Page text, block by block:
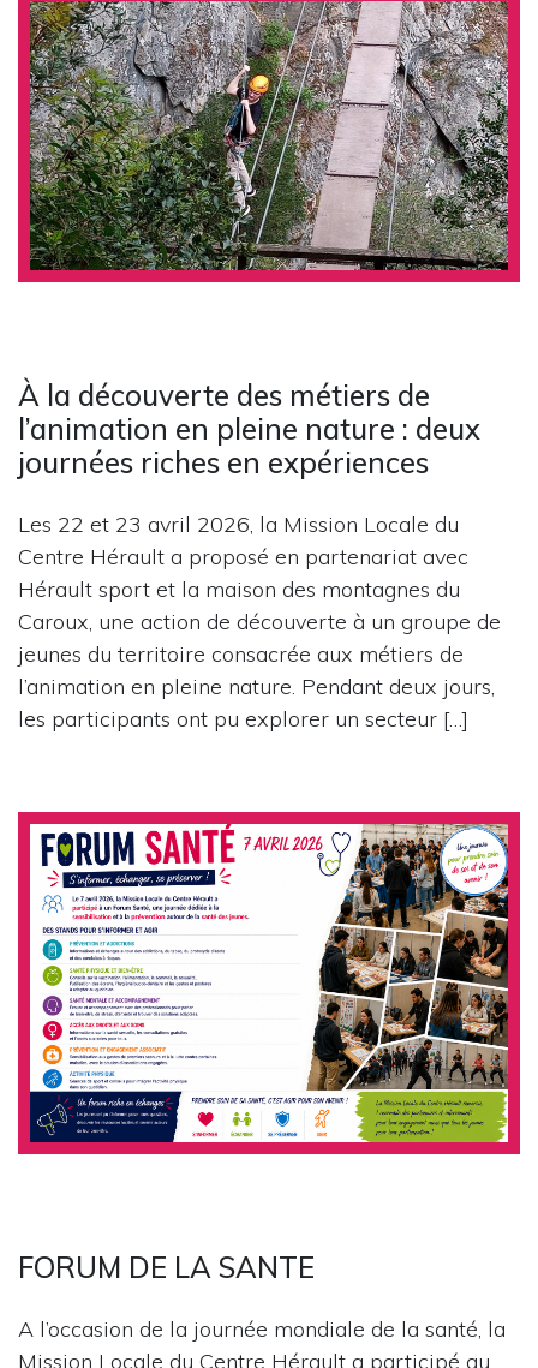
À la découverte des métiers de
l’animation en pleine nature : deux
journées riches en expériences
Les 22 et 23 avril 2026, la Mission Locale du
Centre Hérault a proposé en partenariat avec
Hérault sport et la maison des montagnes du
Caroux, une action de découverte à un groupe de
jeunes du territoire consacrée aux métiers de
l’animation en pleine nature. Pendant deux jours,
les participants ont pu explorer un secteur […]
FORUM DE LA SANTE
A l’occasion de la journée mondiale de la santé, la
Mission Locale du Centre Hérault a participé au